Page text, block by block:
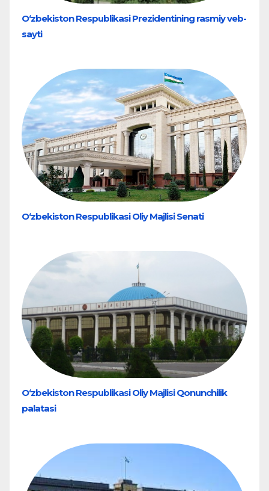
O‘zbekiston Respublikasi Prezidentining rasmiy veb-
sayti
O‘zbekiston Respublikasi Oliy Majlisi Senati
O‘zbekiston Respublikasi Oliy Majlisi Qonunchilik
palatasi